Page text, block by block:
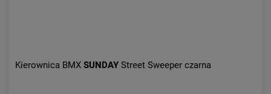
Kierownica BMX SUNDAY Street Sweeper czarna